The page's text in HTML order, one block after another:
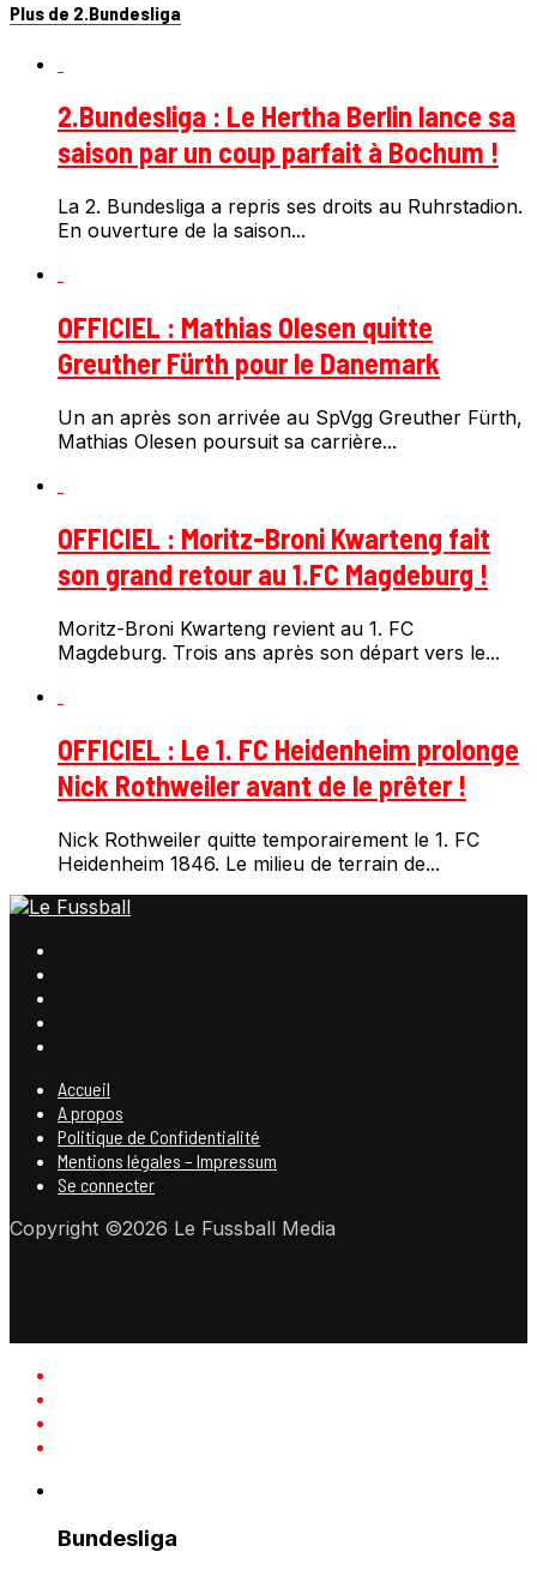
Plus de 2.Bundesliga
2.Bundesliga : Le Hertha Berlin lance sa
saison par un coup parfait à Bochum !
La 2. Bundesliga a repris ses droits au Ruhrstadion.
En ouverture de la saison...
OFFICIEL : Mathias Olesen quitte
Greuther Fürth pour le Danemark
Un an après son arrivée au SpVgg Greuther Fürth,
Mathias Olesen poursuit sa carrière...
OFFICIEL : Moritz-Broni Kwarteng fait
son grand retour au 1.FC Magdeburg !
Moritz-Broni Kwarteng revient au 1. FC
Magdeburg. Trois ans après son départ vers le...
OFFICIEL : Le 1. FC Heidenheim prolonge
Nick Rothweiler avant de le prêter !
Nick Rothweiler quitte temporairement le 1. FC
Heidenheim 1846. Le milieu de terrain de...
Accueil
A propos
Politique de Confidentialité
Mentions légales – Impressum
Se connecter
Copyright ©2026 Le Fussball Media
Bundesliga